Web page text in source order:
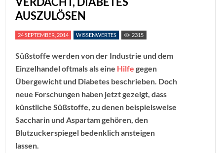
USZULÖSEN
24 SEPTEMBER, 2014 WISSENWERTES 2315
Süßstoffe werden von der Industrie und dem
Einzelhandel oftmals als eine Hilfe gegen
Übergewicht und Diabetes beschrieben. Doch
neue Forschungen haben jetzt gezeigt, dass
künstliche Süßstoffe, zu denen beispielsweise
Saccharin und Aspartam gehören, den
Blutzuckerspiegel bedenklich ansteigen
lassen.